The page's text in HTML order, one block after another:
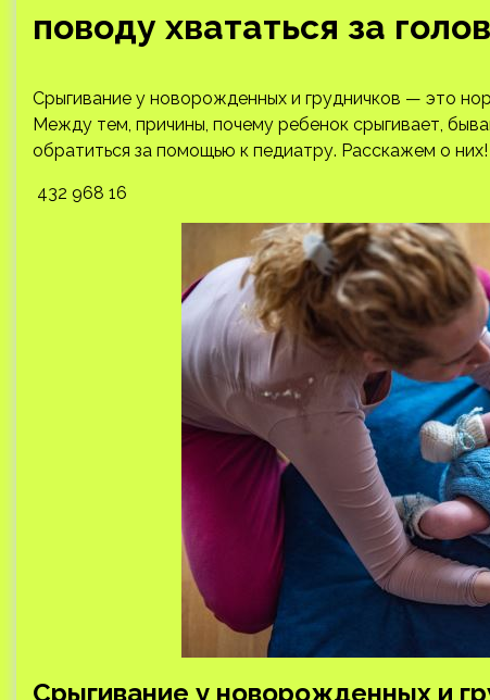
поводу хвататься за
Срыгивание у новорожденных и грудничков — это
Между тем, причины, почему ребенок срыгивает,
обратиться за помощью к педиатру. Расскажем о них!
432 968 16
Срыгивание у новорожденных и